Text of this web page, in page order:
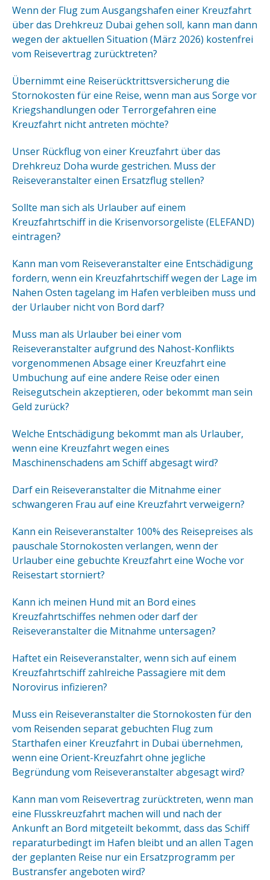
Wenn der Flug zum Ausgangshafen einer Kreuzfahrt
über das Drehkreuz Dubai gehen soll, kann man dann
wegen der aktuellen Situation (März 2026) kostenfrei
vom Reisevertrag zurücktreten?
Übernimmt eine Reiserücktrittsversicherung die
Stornokosten für eine Reise, wenn man aus Sorge vor
Kriegshandlungen oder Terrorgefahren eine
Kreuzfahrt nicht antreten möchte?
Unser Rückflug von einer Kreuzfahrt über das
Drehkreuz Doha wurde gestrichen. Muss der
Reiseveranstalter einen Ersatzflug stellen?
Sollte man sich als Urlauber auf einem
Kreuzfahrtschiff in die Krisenvorsorgeliste (ELEFAND)
eintragen?
Kann man vom Reiseveranstalter eine Entschädigung
fordern, wenn ein Kreuzfahrtschiff wegen der Lage im
Nahen Osten tagelang im Hafen verbleiben muss und
der Urlauber nicht von Bord darf?
Muss man als Urlauber bei einer vom
Reiseveranstalter aufgrund des Nahost-Konflikts
vorgenommenen Absage einer Kreuzfahrt eine
Umbuchung auf eine andere Reise oder einen
Reisegutschein akzeptieren, oder bekommt man sein
Geld zurück?
Welche Entschädigung bekommt man als Urlauber,
wenn eine Kreuzfahrt wegen eines
Maschinenschadens am Schiff abgesagt wird?
Darf ein Reiseveranstalter die Mitnahme einer
schwangeren Frau auf eine Kreuzfahrt verweigern?
Kann ein Reiseveranstalter 100% des Reisepreises als
pauschale Stornokosten verlangen, wenn der
Urlauber eine gebuchte Kreuzfahrt eine Woche vor
Reisestart storniert?
Kann ich meinen Hund mit an Bord eines
Kreuzfahrtschiffes nehmen oder darf der
Reiseveranstalter die Mitnahme untersagen?
Haftet ein Reiseveranstalter, wenn sich auf einem
Kreuzfahrtschiff zahlreiche Passagiere mit dem
Norovirus infizieren?
Muss ein Reiseveranstalter die Stornokosten für den
vom Reisenden separat gebuchten Flug zum
Starthafen einer Kreuzfahrt in Dubai übernehmen,
wenn eine Orient-Kreuzfahrt ohne jegliche
Begründung vom Reiseveranstalter abgesagt wird?
Kann man vom Reisevertrag zurücktreten, wenn man
eine Flusskreuzfahrt machen will und nach der
Ankunft an Bord mitgeteilt bekommt, dass das Schiff
reparaturbedingt im Hafen bleibt und an allen Tagen
der geplanten Reise nur ein Ersatzprogramm per
Bustransfer angeboten wird?